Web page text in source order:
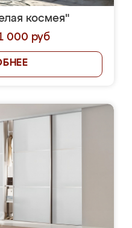
космея"
000 руб